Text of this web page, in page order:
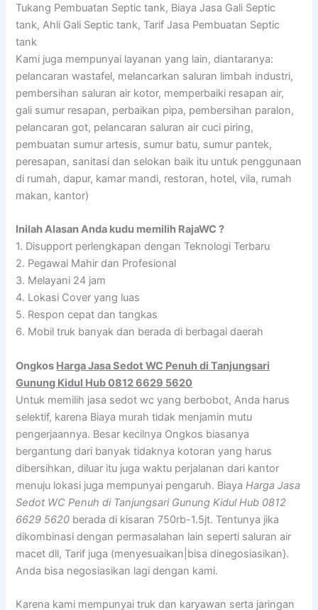
Tukang Pembuatan Septic tank, Biaya Jasa Gali Septic
tank, Ahli Gali Septic tank, Tarif Jasa Pembuatan Septic
tank
Kami juga mempunyai layanan yang lain, diantaranya:
pelancaran wastafel, melancarkan saluran limbah industri,
pembersihan saluran air kotor, memperbaiki resapan air,
gali sumur resapan, perbaikan pipa, pembersihan paralon,
pelancaran got, pelancaran saluran air cuci piring,
pembuatan sumur artesis, sumur batu, sumur pantek,
peresapan, sanitasi dan selokan baik itu untuk penggunaan
di rumah, dapur, kamar mandi, restoran, hotel, vila, rumah
makan, kantor)
Inilah Alasan Anda kudu memilih RajaWC ?
1. Disupport perlengkapan dengan Teknologi Terbaru
2. Pegawai Mahir dan Profesional
3. Melayani 24 jam
4. Lokasi Cover yang luas
5. Respon cepat dan tangkas
6. Mobil truk banyak dan berada di berbagai daerah
Ongkos Harga Jasa Sedot WC Penuh di Tanjungsari
Gunung Kidul Hub 0812 6629 5620
Untuk memilih jasa sedot wc yang berbobot, Anda harus
selektif, karena Biaya murah tidak menjamin mutu
pengerjaannya. Besar kecilnya Ongkos biasanya
bergantung dari banyak tidaknya kotoran yang harus
dibersihkan, diluar itu juga waktu perjalanan dari kantor
menuju lokasi juga mempunyai pengaruh. BiayaHarga Jasa
Sedot WC Penuh di Tanjungsari Gunung Kidul Hub 0812
6629 5620 berada di kisaran 750rb-1.5jt. Tentunya jika
dikombinasi dengan permasalahan lain seperti saluran air
macet dll, Tarif juga (menyesuaikan|bisa dinegosiasikan}.
Anda bisa negosiasikan lagi dengan kami.
Karena kami mempunyai truk dan karyawan serta jaringan